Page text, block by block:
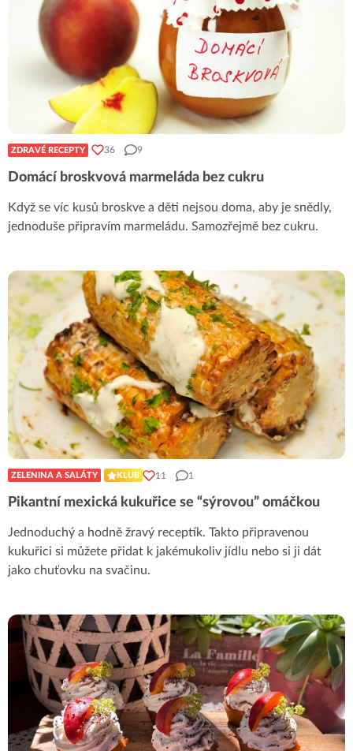
ZDRAVÉ RECEPTY 36 9
Domácí broskvová marmeláda bez cukru
Když se víc kusů broskve a děti nejsou doma, aby je snědly,
jednoduše připravím marmeládu. Samozřejmě bez cukru.
ZELENINA A SALÁTY KLUB 11 1
Pikantní mexická kukuřice se “sýrovou” omáčkou
Jednoduchý a hodně žravý receptík. Takto připravenou
kukuřici si můžete přidat k jakémukoliv jídlu nebo si ji dát
jako chuťovku na svačinu.